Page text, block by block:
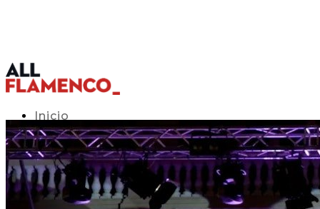
Inicio
Programación TV
Acceso APP
Blog
▾